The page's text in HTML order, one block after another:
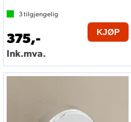
3tilgjengelig
375,-
Ink.mva.
KJØP